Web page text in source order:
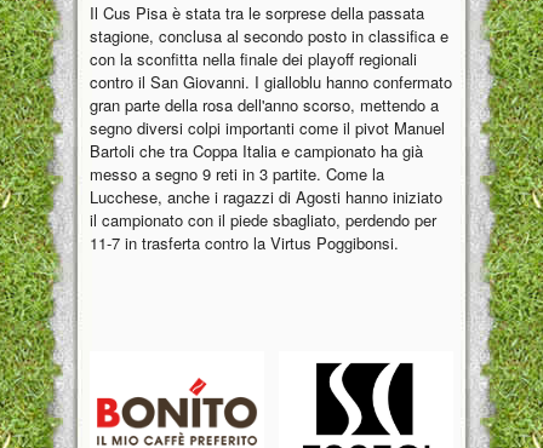
Il Cus Pisa è stata tra le sorprese della passata
stagione, conclusa al secondo posto in classifica e
con la sconfitta nella finale dei playoff regionali
contro il San Giovanni. I gialloblu hanno confermato
gran parte della rosa dell'anno scorso, mettendo a
segno diversi colpi importanti come il pivot Manuel
Bartoli che tra Coppa Italia e campionato ha già
messo a segno 9 reti in 3 partite. Come la
Lucchese, anche i ragazzi di Agosti hanno iniziato
il campionato con il piede sbagliato, perdendo per
11-7 in trasferta contro la Virtus Poggibonsi.